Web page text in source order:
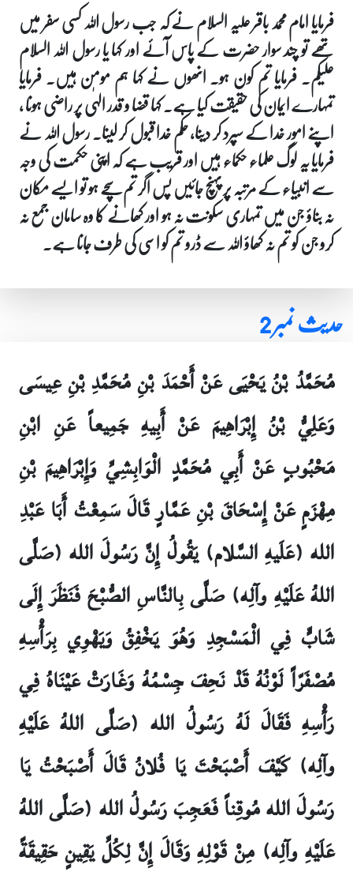
فرمایا امام محمد باقر علیہ السلام نے کہ جب رسول اللہ کسی سفر میں
تھے تو چند سوار حضرت کے پاس آئے اور کہا یا رسول اللہ السلام
علیکم۔ فرمایا تم کون ہو۔ انھوں نے کہا ہم مومن ہیں۔ فرمایا
تمہارے ایمان کی حقیقت کیا ہے۔ کہا قضا و قدر الہٰی پر راضی ہونا ،
اپنے امور خدا کے سپرد کر دینا، حکم خدا قبول کر لینا۔ رسول اللہ نے
فرمایا یہ لوگ علماء حکماء ہیں اور قریب ہے کہ اپنی حکمت کی وجہ
سے انبیاء کے مرتبہ پر پہنچ جائیں پس اگر تم سچے ہو تو ایسے مکان
نہ بناؤ جن میں تمہاری سکونت نہ ہو اور کھانے کا وہ سامان جمع نہ
کرو جن کو تم نہ کھاؤ اللہ سے ڈرو تم کو اسی کی طرف جانا ہے۔
حدیث نمبر 2
مُحَمَّدُ بْنُ يَحْيَى عَنْ أَحْمَدَ بْنِ مُحَمَّدِ بْنِ عِيسَى
وَعَلِيُّ بْنُ إِبْرَاهِيمَ عَنْ أَبِيهِ جَمِيعاً عَنِ ابْنِ
مَحْبُوبٍ عَنْ أَبِي مُحَمَّدٍ الْوَابِشِيِّ وَإِبْرَاهِيمَ بْنِ
مِهْزَمٍ عَنْ إِسْحَاقَ بْنِ عَمَّارٍ قَالَ سَمِعْتُ أَبَا عَبْدِ
الله (عَلَيهِ السَّلام) يَقُولُ إِنَّ رَسُولَ الله (صَلَّى
اللهُ عَلَيْهِ وآلِه) صَلَّى بِالنَّاسِ الصُّبْحَ فَنَظَرَ إِلَى
شَابٍّ فِي الْمَسْجِدِ وَهُوَ يَخْفِقُ وَيَهْوِي بِرَأْسِهِ
مُصْفَرّاً لَوْنُهُ قَدْ نَحِفَ جِسْمُهُ وَغَارَتْ عَيْنَاهُ فِي
رَأْسِهِ فَقَالَ لَهُ رَسُولُ الله (صَلَّى اللهُ عَلَيْهِ
وآلِه) كَيْفَ أَصْبَحْتَ يَا فُلانُ قَالَ أَصْبَحْتُ يَا
رَسُولَ الله مُوقِناً فَعَجِبَ رَسُولُ الله (صَلَّى اللهُ
عَلَيْهِ وآلِه) مِنْ قَوْلِهِ وَقَالَ إِنَّ لِكُلِّ يَقِينٍ حَقِيقَةً